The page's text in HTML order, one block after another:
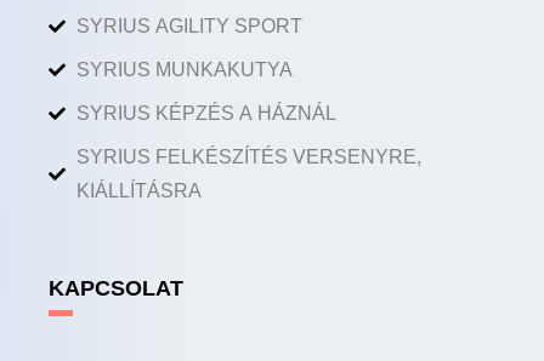
SYRIUS AGILITY SPORT
SYRIUS MUNKAKUTYA
SYRIUS KÉPZÉS A HÁZNÁL
SYRIUS FELKÉSZÍTÉS VERSENYRE,
KIÁLLÍTÁSRA
KAPCSOLAT